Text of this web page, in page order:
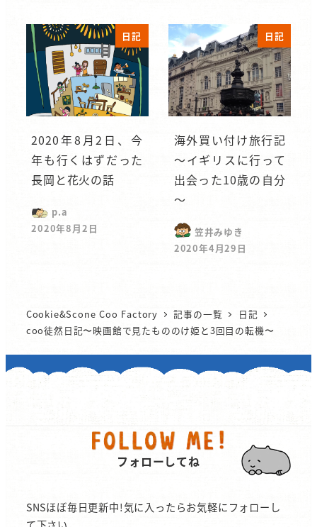
日記
2020年8月2日、今
年も行くはずだった
長岡と花火の話
p.a
2020年8月2日
日記
海外買い付け旅行記
～イギリスに行って
出会った10歳の自分
～
笠井みゆき
2020年4月29日
Cookie&Scone Coo Factory 記事の一覧
日記
coo徒然日記〜映画館で見たもののけ姫と3回目の転機〜
フォローしてね
SNSほぼ毎日更新中!気に入ったらお気軽にフォローし